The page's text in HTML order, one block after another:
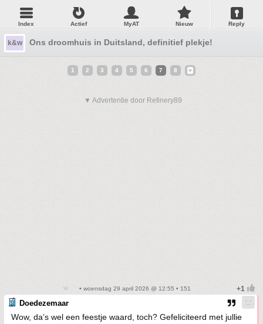
Index Actief MyAT Nieuw Reply
k&w Ons droomhuis in Duitsland, definitief plekje!
1 2 3 4 5 6 7 8
▼ Advertentie door Refinery89
• woensdag 29 april 2026 @ 12:55 • 151
Doedezemaar
Wow, da’s wel een feestje waard, toch? Gefeliciteerd met jullie